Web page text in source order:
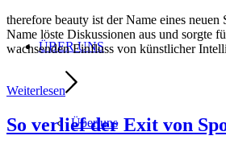
ÜBER UNS
Über uns
therefore beauty ist der Name eines
Name löste Diskussionen aus und sorgte
wachsenden Einfluss von künstlicher
Weiterlesen
So verlief der Exit von